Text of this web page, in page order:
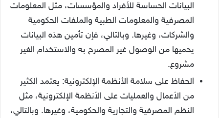
البيانات الحساسة للأفراد والمؤسسات، مثل المعلومات
المصرفية والمعلومات الطبية والملفات الحكومية
والشركات، وغيرها. وبالتالي، فإن تأمين هذه البيانات
يحميها من الوصول غير المصرح به والاستخدام الغير
مشروع.
الحفاظ على سلامة الأنظمة الإلكترونية: يعتمد الكثير
من الأعمال والعمليات على الأنظمة الإلكترونية، مثل
النظم المصرفية والتجارية والحكومية، وغيرها. وبالتالي،